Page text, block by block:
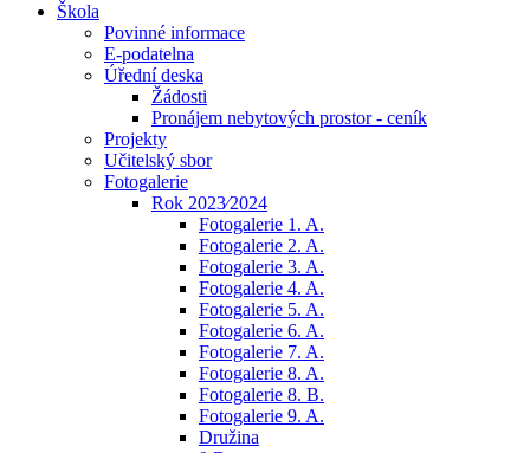
Škola
Povinné informace
E-podatelna
Úřední deska
Žádosti
Pronájem nebytových prostor - ceník
Projekty
Učitelský sbor
Fotogalerie
Rok 2023⁄2024
Fotogalerie 1. A.
Fotogalerie 2. A.
Fotogalerie 3. A.
Fotogalerie 4. A.
Fotogalerie 5. A.
Fotogalerie 6. A.
Fotogalerie 7. A.
Fotogalerie 8. A.
Fotogalerie 8. B.
Fotogalerie 9. A.
Družina